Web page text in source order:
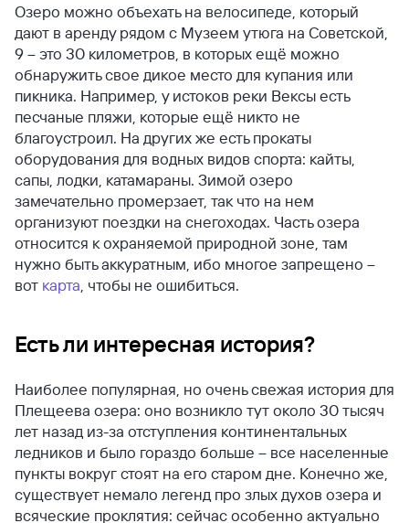
Озеро можно объехать на велосипеде, который
дают в аренду рядом с Музеем утюга на Советской,
9 – это 30 километров, в которых ещё можно
обнаружить свое дикое место для купания или
пикника. Например, у истоков реки Вексы есть
песчаные пляжи, которые ещё никто не
благоустроил. На других же есть прокаты
оборудования для водных видов спорта: кайты,
сапы, лодки, катамараны. Зимой озеро
замечательно промерзает, так что на нем
организуют поездки на снегоходах. Часть озера
относится к охраняемой природной зоне, там
нужно быть аккуратным, ибо многое запрещено –
вот карта, чтобы не ошибиться.
Есть ли интересная история?
Наиболее популярная, но очень свежая история для
Плещеева озера: оно возникло тут около 30 тысяч
лет назад из-за отступления континентальных
ледников и было гораздо больше – все населенные
пункты вокруг стоят на его старом дне. Конечно же,
существует немало легенд про злых духов озера и
всяческие проклятия: сейчас особенно актуально